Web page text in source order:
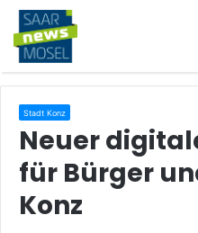
Stadt Konz
Neuer
für Bürger
Konz